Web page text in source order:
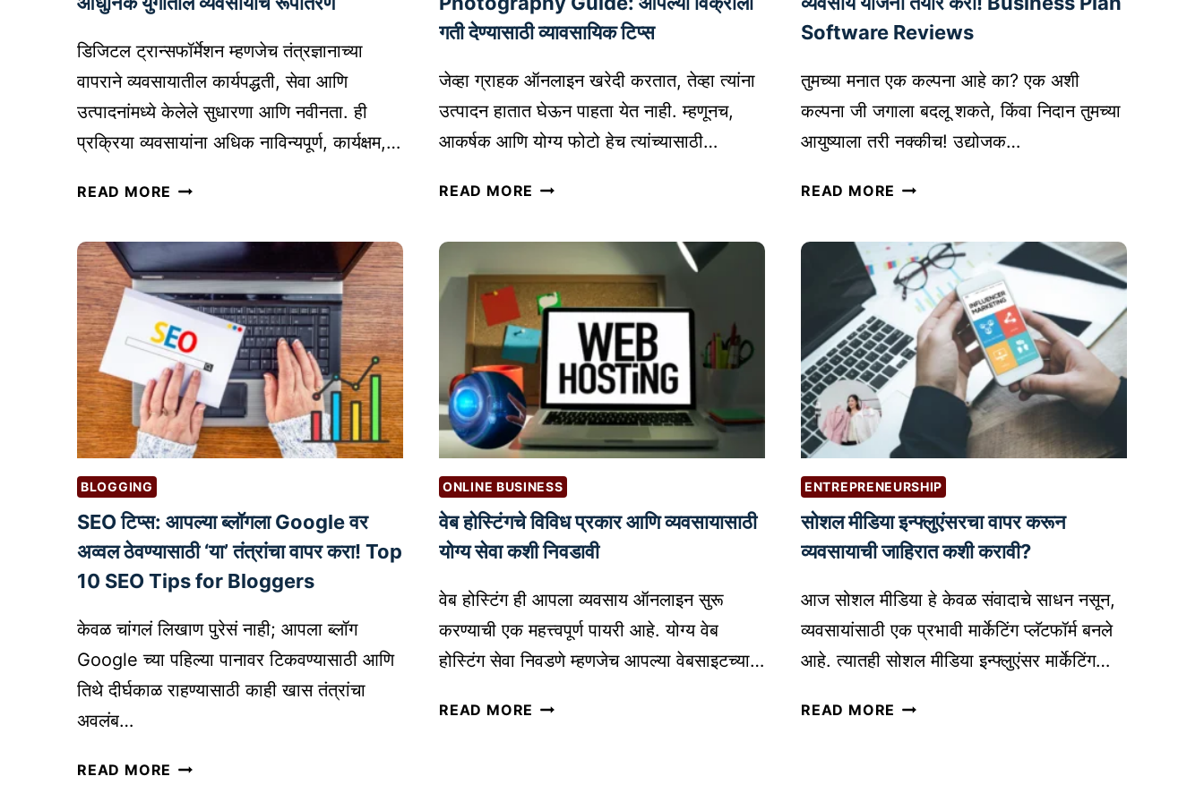
क
क
आ
का
क्ष
म
र
ण
नी
ती
|
R
E
S
U
R
A
T
B
S
E
इ
ट
या
र
क
ण्या
टिं
:
र्वो
त्त
सॉ
वे
अ
र
ट्रें
ड्स
आ
णि
टि
प्स
B
E
T
A
U
डिजिटल ट्रान्सफॉर्मेशन म्हणजेच तंत्रज्ञानाच्या
वापराने व्यवसायातील कार्यपद्धती, सेवा आणि
उत्पादनांमध्ये केलेले सुधारणा आणि नवीनता. ही
प्रक्रिया व्यवसायांना अधिक नाविन्यपूर्ण, कार्यक्षम,…
READ MORE डि
ल
ट्रा
न्स
फॉ
र्मे
श
न
आ
णि
सा
य
आ
धु
क
यु
ल
गती देण्यासाठी व्यावसायिक टिप्स
जेव्हा ग्राहक ऑनलाइन खरेदी करतात, तेव्हा त्यांना
उत्पादन हातात घेऊन पाहता येत नाही. म्हणूनच,
आकर्षक आणि योग्य फोटो हेच त्यांच्यासाठी…
READ MORE ऑ
न
वि
क्रे
त्यां
सा
ठी
P
R
O
D
U
C
P
O
T
G
Software Reviews
तुमच्या मनात एक कल्पना आहे का? एक अशी
कल्पना जी जगाला बदलू शकते, किंवा निदान तुमच्या
आयुष्याला तरी नक्कीच! उद्योजक…
READ MORE य
उ
द्यो
ज
क
ते
ची
रु
वा
त
–
ए
क
क्टि
ल
व्य
सा
BLOGGING
SEO टिप्स: आपल्या ब्लॉगला Google वर
अव्वल ठेवण्यासाठी ‘या’ तंत्रांचा वापर करा! Top
10 SEO Tips for Bloggers
केवळ चांगलं लिखाण पुरेसं नाही; आपला ब्लॉग
Google च्या पहिल्या पानावर टिकवण्यासाठी आणि
तिथे दीर्घकाळ राहण्यासाठी काही खास तंत्रांचा
अवलंब…
READ MORE S
ONLINE BUSINESS
वेब होस्टिंगचे विविध प्रकार आणि व्यवसायासाठी
योग्य सेवा कशी निवडावी
वेब होस्टिंग ही आपला व्यवसाय ऑनलाइन सुरू
करण्याची एक महत्त्वपूर्ण पायरी आहे. योग्य वेब
होस्टिंग सेवा निवडणे म्हणजेच आपल्या वेबसाइटच्या…
READ MORE वे
ENTREPRENEURSHIP
सोशल मीडिया इन्फ्लुएंसरचा वापर करून
व्यवसायाची जाहिरात कशी करावी?
आज सोशल मीडिया हे केवळ संवादाचे साधन नसून,
व्यवसायांसाठी एक प्रभावी मार्केटिंग प्लॅटफॉर्म बनले
आहे. त्यातही सोशल मीडिया इन्फ्लुएंसर मार्केटिंग…
READ MORE सो